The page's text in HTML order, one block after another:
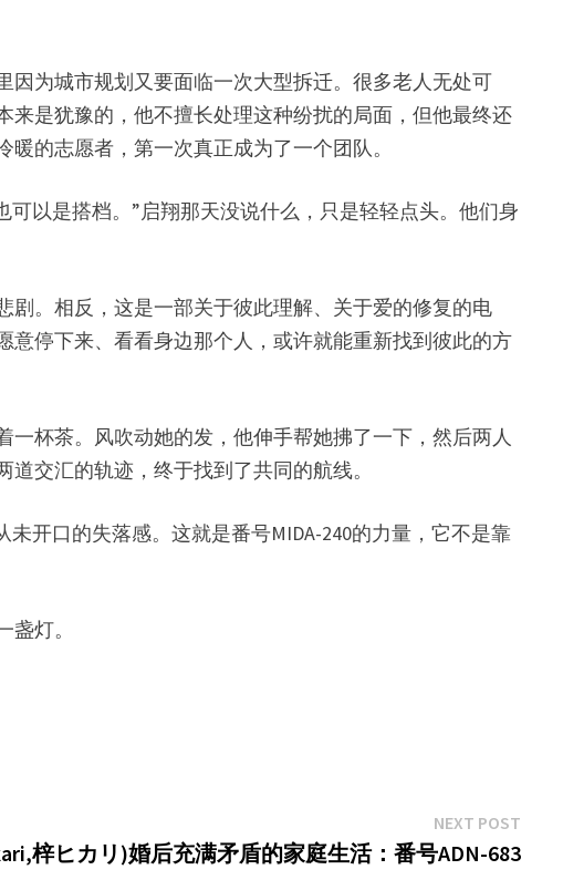
为城市规划又要面临一次大型拆迁。很多老人无处可
是犹豫的，他不擅长处理这种纷扰的局面，但他最终还
的志愿者，第一次真正成为了一个团队。
以是搭档。”启翔那天没说什么，只是轻轻点头。他们身
。相反，这是一部关于彼此理解、关于爱的修复的电
停下来、看看身边那个人，或许就能重新找到彼此的方
杯茶。风吹动她的发，他伸手帮她拂了一下，然后两人
交汇的轨迹，终于找到了共同的航线。
开口的失落感。这就是番号MIDA-240的力量，它不是靠
灯。
NEXT POSTNext
post:
梓ヒカリ)婚后充满矛盾的家庭生活：番号ADN-683